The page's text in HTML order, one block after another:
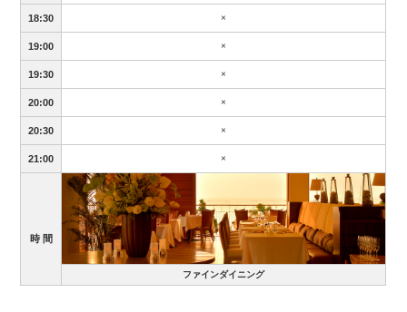
18:30 ×
19:00 ×
19:30 ×
20:00 ×
20:30 ×
21:00 ×
時 間
ファインダイニング